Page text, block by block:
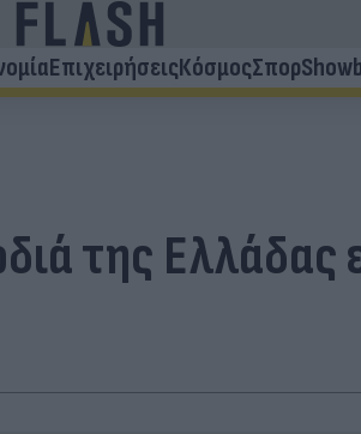
ΕπιχειρήσειςΚόσμοςΣπορ
της Ελλάδας